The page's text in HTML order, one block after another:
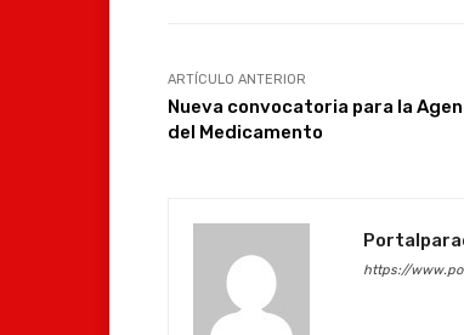
ARTÍCULO ANTERIOR
Nueva convocatoria para la
del Medicamento
https://